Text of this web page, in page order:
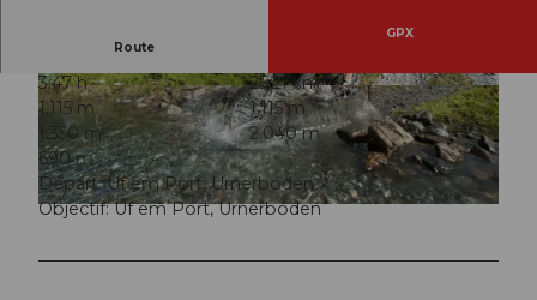
© ARE, Verein Urner Wanderwege |CC-BY
© ARE, Verein Urner Wanderwege |CC-BY © ARE, Verein Urner Wanderwege | CC-BY
Route
GPX
3:47 h
25,21 km
1.115 m
1.115 m
1.350 m
2.040 m
690 m
Départ: Uf em Port, Urnerboden
Objectif: Uf em Port, Urnerboden